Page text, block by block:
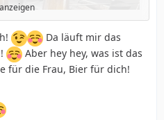
Da läuft mir das
Aber hey hey, was ist das
für die Frau, Bier für dich!